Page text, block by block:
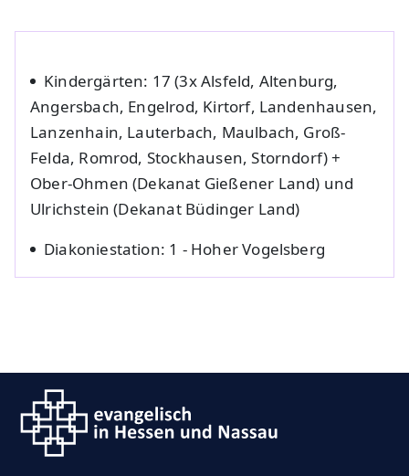
Kindergärten: 17 (3x Alsfeld, Altenburg,
Angersbach, Engelrod, Kirtorf, Landenhausen,
Lanzenhain, Lauterbach, Maulbach, Groß-
Felda, Romrod, Stockhausen, Storndorf) +
Ober-Ohmen (Dekanat Gießener Land) und
Ulrichstein (Dekanat Büdinger Land)
Diakoniestation: 1 - Hoher Vogelsberg